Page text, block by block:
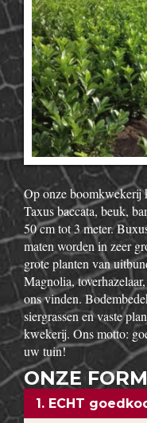
Op onze
Taxus baccata, beuk,
50 cm tot 3 meter.
maten worden in zeer
grote planten van
Magnolia,
ons vinden.
siergrassen en vaste
kwekerij. Ons motto:
uw tuin!
ONZE
1. ECHT